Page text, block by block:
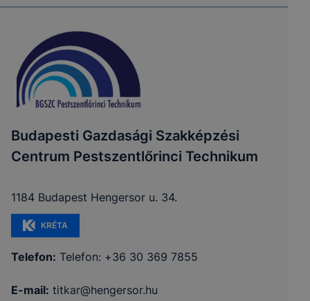
Budapesti Gazdasági Szakképzési
Centrum Pestszentlőrinci Technikum
1184 Budapest Hengersor u. 34.
KRÉTA
Telefon: Telefon: +36 30 369 7855
E-mail: titkar@hengersor.hu